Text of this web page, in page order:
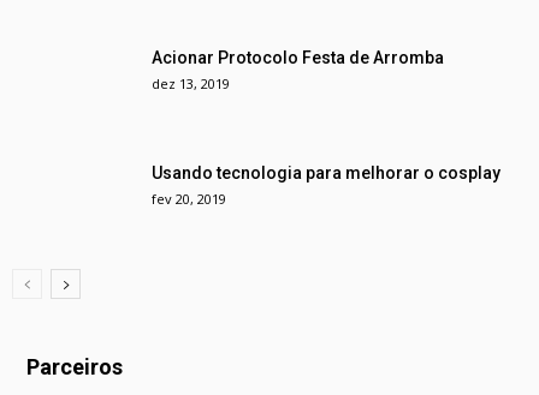
Acionar Protocolo Festa de Arromba
dez 13, 2019
Usando tecnologia para melhorar o cosplay
fev 20, 2019
Parceiros